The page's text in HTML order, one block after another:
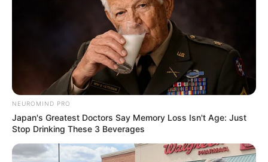
NEUROMIND PRO
Japan's Greatest Doctors Say Memory Loss Isn't Age: Just
Stop Drinking These 3 Beverages